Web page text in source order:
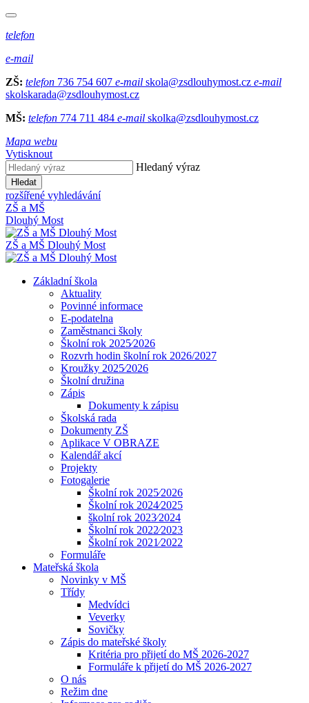
telefon
e-mail
ZŠ: telefon 736 754 607 e-mail skola@zsdlouhymost.cz e-mail
skolskarada@zsdlouhymost.cz
MŠ: telefon 774 711 484 e-mail skolka@zsdlouhymost.cz
Mapa webu
Vytisknout
Hledaný výraz
Hledat
rozšířené vyhledávání
ZŠ a MŠ
Dlouhý Most
ZŠ a MŠ Dlouhý Most
Základní škola
Aktuality
Povinné informace
E-podatelna
Zaměstnanci školy
Školní rok 2025⁄2026
Rozvrh hodin školní rok 2026/2027
Kroužky 2025⁄2026
Školní družina
Zápis
Dokumenty k zápisu
Školská rada
Dokumenty ZŠ
Aplikace V OBRAZE
Kalendář akcí
Projekty
Fotogalerie
Školní rok 2025⁄2026
Školní rok 2024⁄2025
školní rok 2023⁄2024
Školní rok 2022⁄2023
Školní rok 2021⁄2022
Formuláře
Mateřská škola
Novinky v MŠ
Třídy
Medvídci
Veverky
Sovičky
Zápis do mateřské školy
Kritéria pro přijetí do MŠ 2026-2027
Formuláře k přijetí do MŠ 2026-2027
O nás
Režim dne